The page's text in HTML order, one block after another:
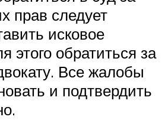
прав следует
исковое
этого обратиться за
Все жалобы
и подтвердить